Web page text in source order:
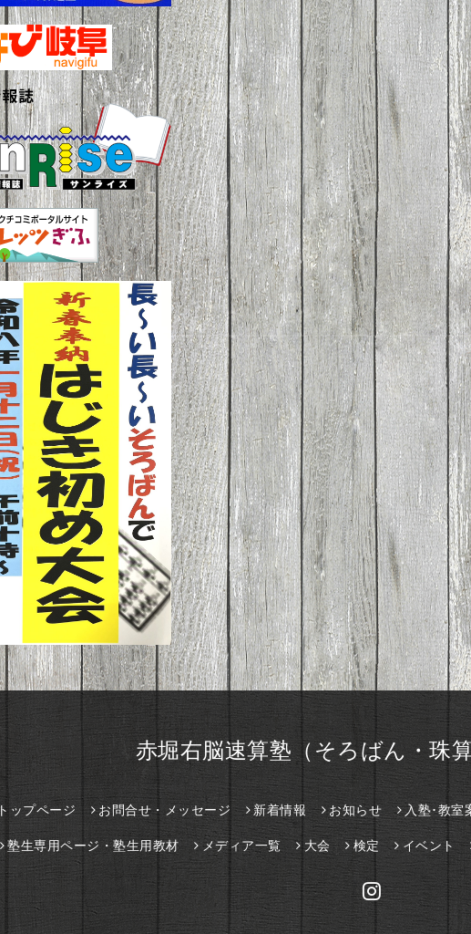
赤堀右脳速算塾（そろばん・珠
トップページ お問合せ・メッセージ 新着情報 お知らせ 入塾･教室
塾生専用ページ・塾生用教材 メディア一覧 大会 検定 イベント